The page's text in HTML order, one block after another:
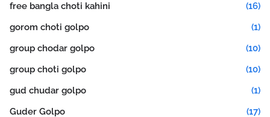
free bangla choti kahini
(16)
gorom choti golpo
(1)
group chodar golpo
(10)
group choti golpo
(10)
gud chudar golpo
(1)
Guder Golpo
(17)